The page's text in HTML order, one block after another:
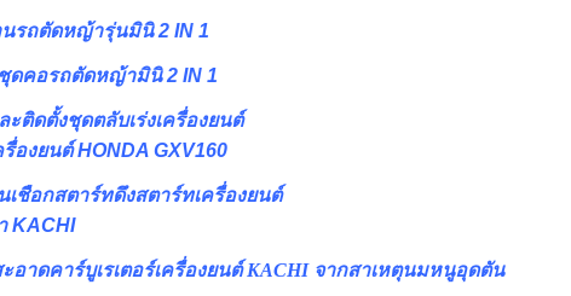
นรถตัดหญ้ารุ่นมินิ 2 IN 1
ดคอรถตัดหญ้ามินิ 2 IN 1
ะติดตั้งชุดตลับเร่งเครื่องยนต์
องยนต์ HONDA GXV160
เชือกสตาร์ทดึงสตาร์ทเครื่องยนต์
อาดคาร์บูเรเตอร์เครื่องยนต์ KACHI จากสาเหตุนมหนูอุดตัน